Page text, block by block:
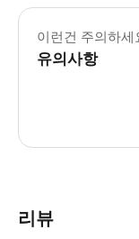
이런건 주의하세
유의사항
리뷰